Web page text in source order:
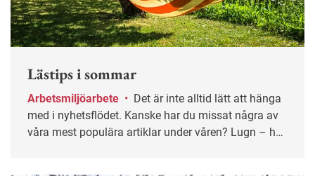
Lästips i sommar
Arbetsmiljöarbete •
med i nyhetsflödet. Kanske har du missat några av
våra mest populära artiklar under våren? Lugn – här